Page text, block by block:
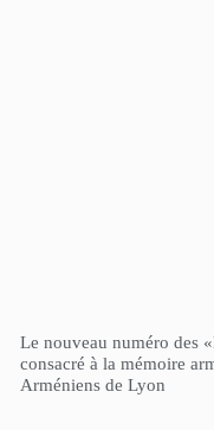
Le nouveau numéro des
consacré à la mémoire
Arméniens de Lyon